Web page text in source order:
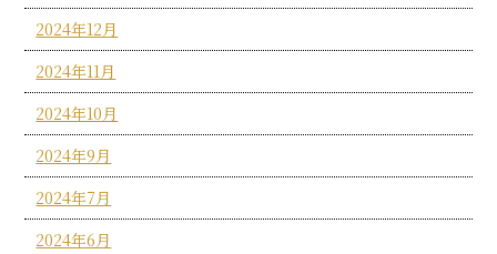
2024年12月
2024年11月
2024年10月
2024年9月
2024年7月
2024年6月